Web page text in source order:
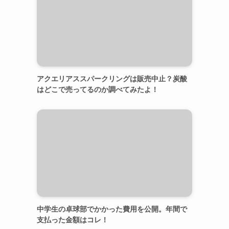
アクエリアススパークリングは販売中止？炭酸
はどこで売ってるのか調べてみたよ！
中学生の卓球部でかかった費用を公開。年間で
支払った金額はコレ！